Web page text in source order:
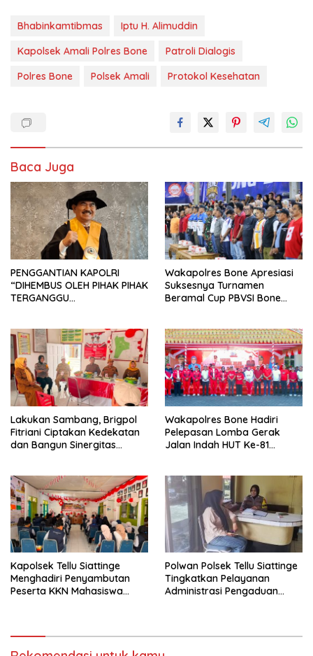
Bhabinkamtibmas
Iptu H. Alimuddin
Kapolsek Amali Polres Bone
Patroli Dialogis
Polres Bone
Polsek Amali Protokol Kesehatan
Baca Juga
PENGGANTIAN KAPOLRI
“DIHEMBUS OLEH PIHAK PIHAK
TERGANGGU
Wakapolres Bone Apresiasi
Suksesnya Turnamen
Beramal Cup PBVSI Bone
Lakukan Sambang, Brigpol
Fitriani Ciptakan Kedekatan
dan Bangun Sinergitas
Wakapolres Bone Hadiri
Pelepasan Lomba Gerak
Jalan Indah HUT Ke-81
Kapolsek Tellu Siattinge
Menghadiri Penyambutan
Peserta KKN Mahasiswa
Polwan Polsek Tellu Siattinge
Tingkatkan Pelayanan
Administrasi Pengaduan